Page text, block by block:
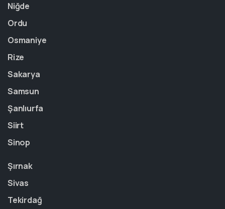
Niğde
Ordu
Osmaniye
Rize
Sakarya
Samsun
Şanlıurfa
Siirt
Sinop
Şırnak
Sivas
Tekirdağ